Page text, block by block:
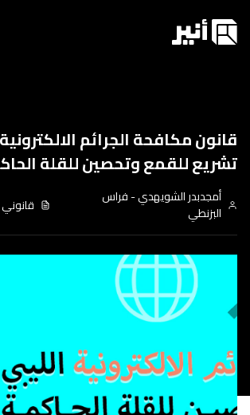
قانون مكافحة الجرائم
تشريع للقمع وتحصين للقلة
أمجدبدر الشويهدي-فراس
البزنطي
قانوني